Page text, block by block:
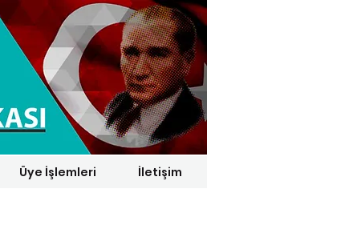
Üye İşlemleri İletişim